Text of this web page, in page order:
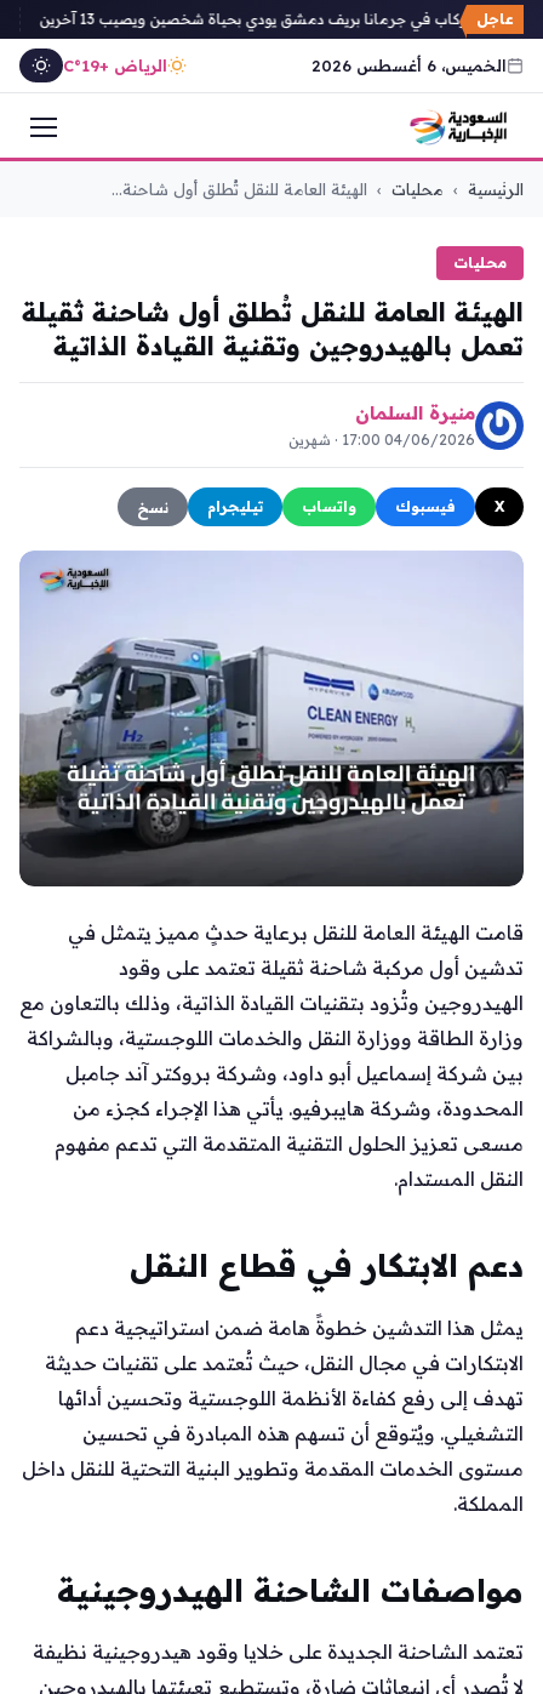
عاجل
حافلة ركاب في جرمانا بريف دمشق يودي بحياة شخصين ويصيب 13 آخرين
الخميس، 6 أغسطس 2026 الرياض +19°C
التجاوز
الرئيسية › محليات › الهيئة العامة للنقل تُطلق أول شاحنة...
محليات
الهيئة العامة للنقل تُطلق أول شاحنة ثقيلة
تعمل بالهيدروجين وتقنية القيادة الذاتية
منيرة السلمان
04/06/2026 17:00 · شهرين
X فيسبوك واتساب تيليجرام نسخ
قامت الهيئة العامة للنقل برعاية حدثٍ مميز يتمثل في
تدشين أول مركبة شاحنة ثقيلة تعتمد على وقود
الهيدروجين وتُزود بتقنيات القيادة الذاتية، وذلك بالتعاون مع
وزارة الطاقة ووزارة النقل والخدمات اللوجستية، وبالشراكة
بين شركة إسماعيل أبو داود، وشركة بروكتر آند جامبل
المحدودة، وشركة هايبرفيو. يأتي هذا الإجراء كجزء من
مسعى تعزيز الحلول التقنية المتقدمة التي تدعم مفهوم
النقل المستدام.
دعم الابتكار في قطاع النقل
يمثل هذا التدشين خطوةً هامة ضمن استراتيجية دعم
الابتكارات في مجال النقل، حيث تُعتمد على تقنيات حديثة
تهدف إلى رفع كفاءة الأنظمة اللوجستية وتحسين أدائها
التشغيلي. ويُتوقع أن تسهم هذه المبادرة في تحسين
مستوى الخدمات المقدمة وتطوير البنية التحتية للنقل داخل
المملكة.
مواصفات الشاحنة الهيدروجينية
تعتمد الشاحنة الجديدة على خلايا وقود هيدروجينية نظيفة
لا تُصدر أي انبعاثات ضارة، وتستطيع تعبئتها بالهيدروجين